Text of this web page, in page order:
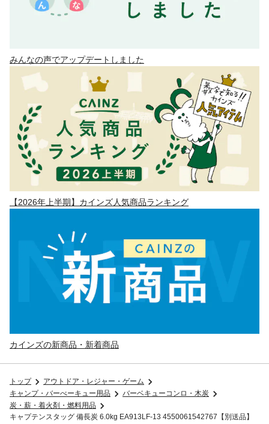
みんなの声でアップデートしました
【2026年上半期】カインズ人気商品ランキング
カインズの新商品・新着商品
トップ
アウトドア・レジャー・ゲーム
キャンプ・バーべーキュー用品
バーベキューコンロ・木炭
炭・薪・着火剤・燃料用品
キャプテンスタッグ 備長炭 6.0kg EA913LF-13 4550061542767【別送品】